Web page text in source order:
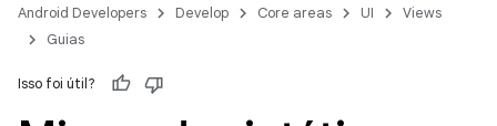
Android Developers Develop Core areas UI
Views
Guias
Isso foi útil?